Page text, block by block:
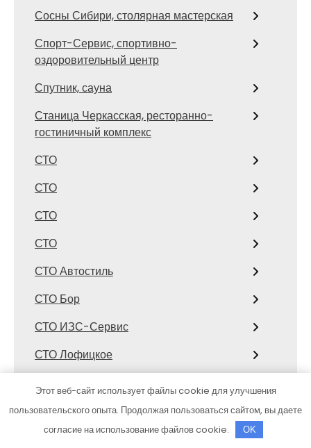
Сосны Сибири, столярная мастерская
Спорт-Сервис, спортивно-
оздоровительный центр
Спутник, сауна
Станица Черкасская, ресторанно-
гостиничный комплекс
СТО
СТО
СТО
СТО
СТО Автостиль
СТО Бор
СТО ИЗС-Сервис
СТО Лофицкое
СТО, СТО
СТО, СТО
Этот веб-сайт использует файлы cookie для улучшения
пользовательского опыта. Продолжая пользоваться сайтом, вы даете
согласие на использование файлов cookie.
OK